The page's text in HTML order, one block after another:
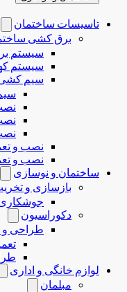
تاسیسات ساختمان
برق کشی
سیستم
سیستم
سیم
نصب و
نصب و
ساختمان و نوسازی
بازسازی و
دکوراسیون
طراحی و
لوازم خانگی و اداری
مبلمان